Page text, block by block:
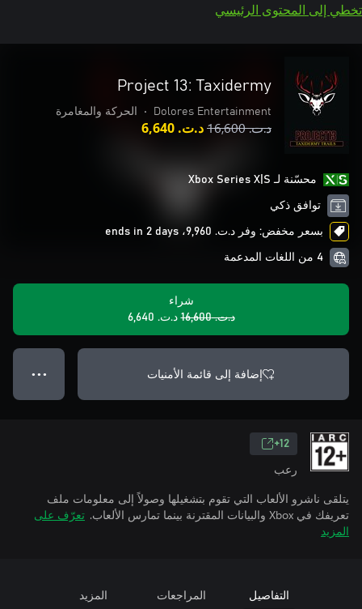
تخطي إلى المحتوى الرئيسي
Project 13: Taxidermy
Dolores Entertainment
• الحركة والمغامرة
د.ت.‏ 16,600 د.ت.‏ 6,640
محسّنة لـ Xbox Series X|S
توافق ذكي
بسعر مخفض: وفر د.ت.‏ 9,960، ends in 2 days
4 من اللغات المدعمة
شراء
د.ت.‏ 16,600
د.ت.‏ 6,640
إضافة إلى قائمة الأمنيات ● ● ●
12+
رعب
يتلقى ناشرو الألعاب التي تقوم بتشغيلها وصولاً إلى معلومات ملف
تعريفك في Xbox والبيانات المقترنة بينما تمارس الألعاب.
تعرّف على
المزيد
التفاصيل المراجعات المزيد